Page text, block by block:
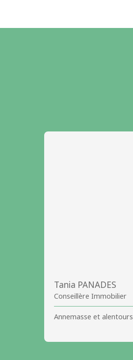
Tania PANADES
Conseillère Immobilier
Annemasse et alentours